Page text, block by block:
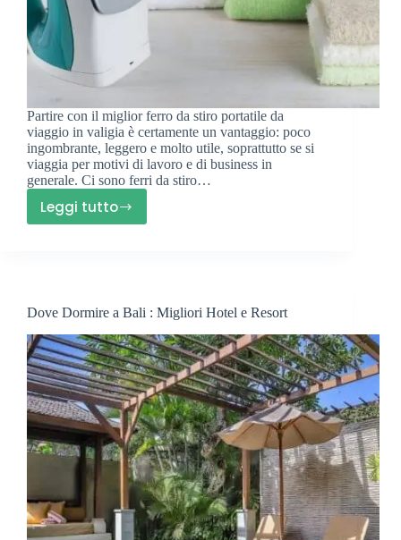
Partire con il miglior ferro da stiro portatile da
viaggio in valigia è certamente un vantaggio: poco
ingombrante, leggero e molto utile, soprattutto se si
viaggia per motivi di lavoro e di business in
generale. Ci sono ferri da stiro…
Leggi tutto
Miglior
Viaggio
:
Verticale,
Orizzontale
Portatile
Dove Dormire a Bali : Migliori Hotel e Resort